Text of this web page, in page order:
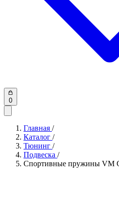
0
Главная /
Каталог /
Тюнинг /
Подвеска /
Спортивные пружины VM